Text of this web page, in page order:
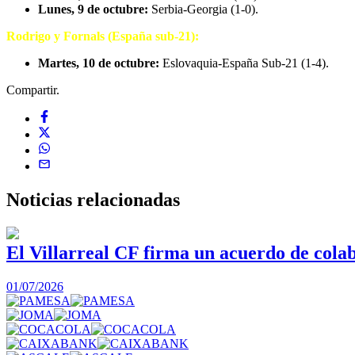
Lunes, 9 de octubre: Serbia-Georgia (1-0).
Rodrigo y Fornals (España sub-21):
Martes, 10 de octubre: Eslovaquia-España Sub-21 (1-4).
Compartir.
Noticias relacionadas
El Villarreal CF firma un acuerdo de
01/07/2026